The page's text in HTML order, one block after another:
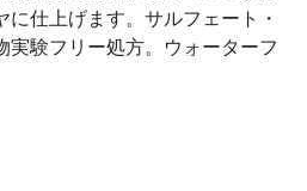
仕上げます。サルフェート・
実験フリー処方。ウォーターフ